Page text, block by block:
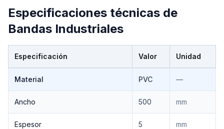
Especificaciones técnicas de
Bandas Industriales
Especificación Valor Unidad
Material PVC —
Ancho 500 mm
Espesor 5 mm